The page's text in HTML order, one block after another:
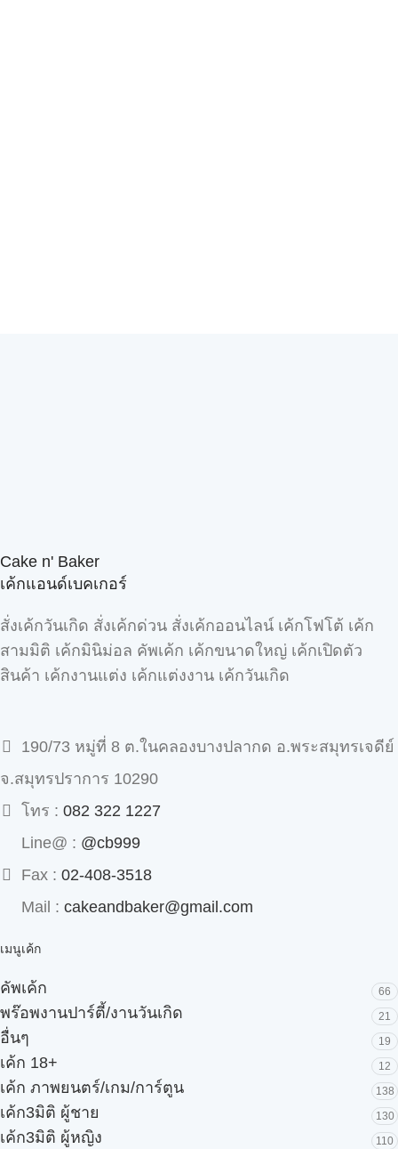
Cake n' Baker
เค้กแอนด์เบคเกอร์
สั่งเค้กวันเกิด สั่งเค้กด่วน สั่งเค้กออนไลน์ เค้กโฟโต้ เค้ก
สามมิติ เค้กมินิม่อล คัพเค้ก เค้กขนาดใหญ่ เค้กเปิดตัว
สินค้า เค้กงานแต่ง เค้กแต่งงาน เค้กวันเกิด
190/73 หมู่ที่ 8 ต.ในคลองบางปลากด อ.พระสมุทรเจดีย์
จ.สมุทรปราการ 10290
โทร : 082 322 1227
Line@ : @cb999
Fax : 02-408-3518
Mail : cakeandbaker@gmail.com
เมนูเค้ก
คัพเค้ก 66
พร๊อพงานปาร์ตี้/งานวันเกิด 21
อื่นๆ 19
เค้ก 18+ 12
เค้ก ภาพยนตร์/เกม/การ์ตูน 138
เค้ก3มิติ ผู้ชาย 130
เค้ก3มิติ ผู้หญิง 110